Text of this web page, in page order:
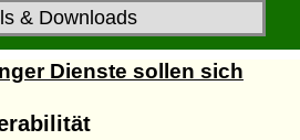
& Downloads
Dienste sollen sich